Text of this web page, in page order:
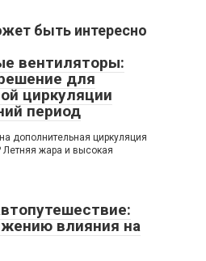
быть интересно
вентиляторы:
для
циркуляции
период
дополнительная циркуляция
Летняя жара и высокая
влияния на